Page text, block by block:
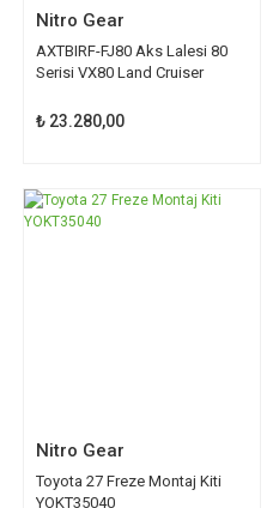
Nitro Gear
AXTBIRF-FJ80 Aks Lalesi 80
Serisi VX80 Land Cruiser
₺ 23.280,00
Nitro Gear
Toyota 27 Freze Montaj Kiti
YOKT35040